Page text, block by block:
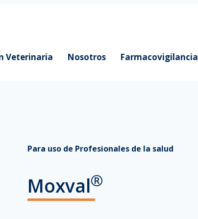
Veterinaria Nosotros Farmacovigilancia
Para uso de Profesionales de la salud
Moxval®